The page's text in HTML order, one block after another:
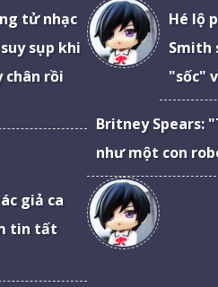
tử nhạc
sụp khi
chân rồi
Hé lộ
Smith
"sốc"
Britney Spears:
như một con
giả ca
tin tất